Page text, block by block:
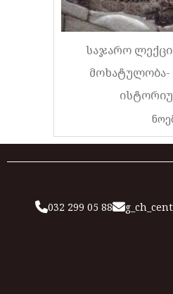
საჯარო
032 299 05 88